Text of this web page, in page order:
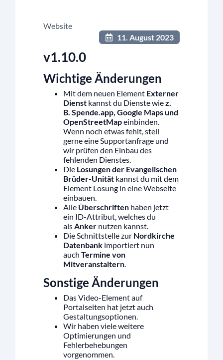
Website
11. August 2023
v1.10.0
Wichtige Änderungen
Mit dem neuen Element Externer
Dienst kannst du Dienste wiez.
B. Spende.app, Google Maps und
OpenStreetMapeinbinden.
Wenn noch etwas fehlt, stell
gerne eine Supportanfrage und
wir prüfen den Einbau des
fehlenden Dienstes.
Die Losungen der Evangelischen
Brüder-Unität kannst du mit dem
Element Losung in eine Webseite
einbauen.
Alle Überschriften haben jetzt
ein ID-Attribut, welches du
alsAnker nutzen kannst.
Die Schnittstelle zur Nordkirche
Datenbank importiert nun
auchTermine von
Mitveranstaltern.
Sonstige Änderungen
Das Video-Element auf
Portalseiten hat jetzt auch
Gestaltungsoptionen.
Wir haben viele weitere
Optimierungen und
Fehlerbehebungen
vorgenommen.